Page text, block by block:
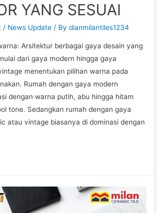
YANG SESUAI
/ News Update / Bydianmilantiles1234
Arsitektur berbagai gaya desain yang
dari gaya modern hingga gaya
menentukan pilihan warna pada
Rumah dengan gaya modern
dengan warna putih, abu hingga hitam
tone. Sedangkan rumah dengan gaya
atau vintage biasanya di dominasi dengan